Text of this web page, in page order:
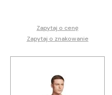
Zapytaj o cenę
Zapytaj o znakowanie